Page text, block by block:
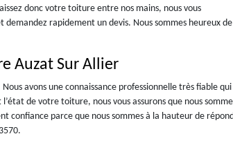
donc votre toiture entre nos mains, nous vous
rapidement un devis. Nous sommes heureux de
Auzat Sur Allier
avons une connaissance professionnelle très fiable qui
de votre toiture, nous vous assurons que nous
confiance parce que nous sommes à la hauteur de